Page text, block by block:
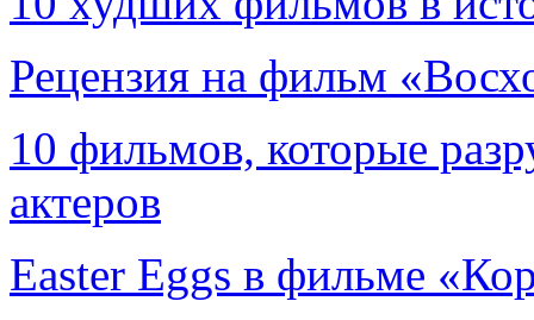
Рецензия на фильм
10 фильмов, которые
актеров
Easter Eggs в фильме